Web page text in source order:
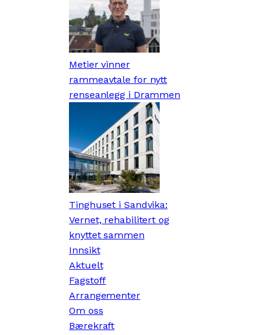
Metier vinner
rammeavtale for nytt
renseanlegg i Drammen
Tinghuset i Sandvika:
Vernet, rehabilitert og
knyttet sammen
Innsikt
Aktuelt
Fagstoff
Arrangementer
Om oss
Bærekraft